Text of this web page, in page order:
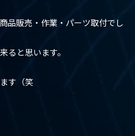
品販売・作業・パーツ取付でし
ると思います。
す（笑